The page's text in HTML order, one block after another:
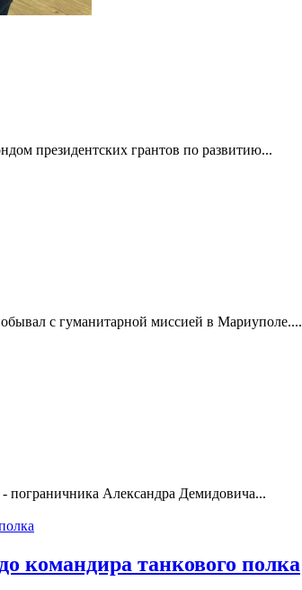
президентских грантов по развитию...
с гуманитарной миссией в Мариуполе....
пограничника Александра Демидовича...
командира танкового полка